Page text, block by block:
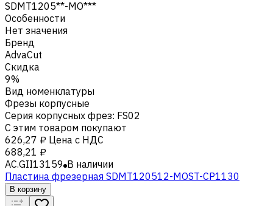
SDMT1205**-MO***
Особенности
Нет значения
Бренд
AdvaCut
Скидка
9%
Вид номенклатуры
Фрезы корпусные
Серия корпусных фрез: FS02
С этим товаром покупают
626,27 ₽ Цена с НДС
688,21 ₽
AC.GII13159 В наличии
Пластина фрезерная SDMT120512-MOST-CP1130
В корзину